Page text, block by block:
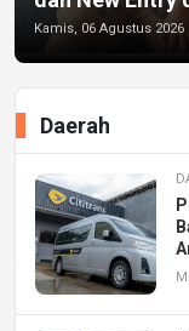
Kamis, 06 Agustus 2026
Daerah